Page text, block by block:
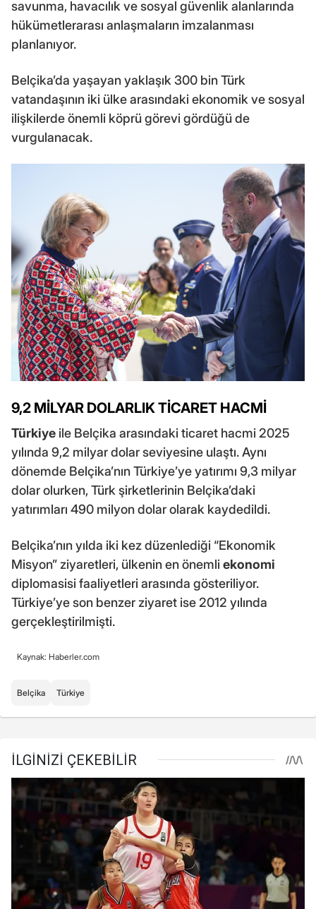
savunma, havacılık ve sosyal güvenlik alanlarında
hükümetlerarası anlaşmaların imzalanması
planlanıyor.
Belçika’da yaşayan yaklaşık 300 bin Türk
vatandaşının iki ülke arasındaki ekonomik ve sosyal
ilişkilerde önemli köprü görevi gördüğü de
vurgulanacak.
9,2 MİLYAR DOLARLIK TİCARET HACMİ
Türkiye ile Belçika arasındaki ticaret hacmi 2025
yılında 9,2 milyar dolar seviyesine ulaştı. Aynı
dönemde Belçika’nın Türkiye’ye yatırımı 9,3 milyar
dolar olurken, Türk şirketlerinin Belçika’daki
yatırımları 490 milyon dolar olarak kaydedildi.
Belçika’nın yılda iki kez düzenlediği “Ekonomik
Misyon” ziyaretleri, ülkenin en önemliekonomi
diplomasisi faaliyetleri arasında gösteriliyor.
Türkiye’ye son benzer ziyaret ise 2012 yılında
gerçekleştirilmişti.
Kaynak: Haberler.com
Belçika Türkiye